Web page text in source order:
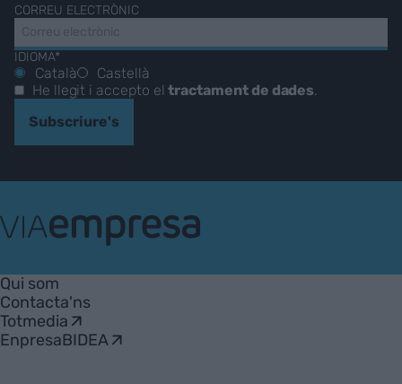
CORREU ELECTRÒNIC
IDIOMA*
Català
Castellà
He llegit i accepto eltractament de dades
Subscriure's
Empresa
Qui som
Contacta'ns
Totmedia
EnpresaBIDEA